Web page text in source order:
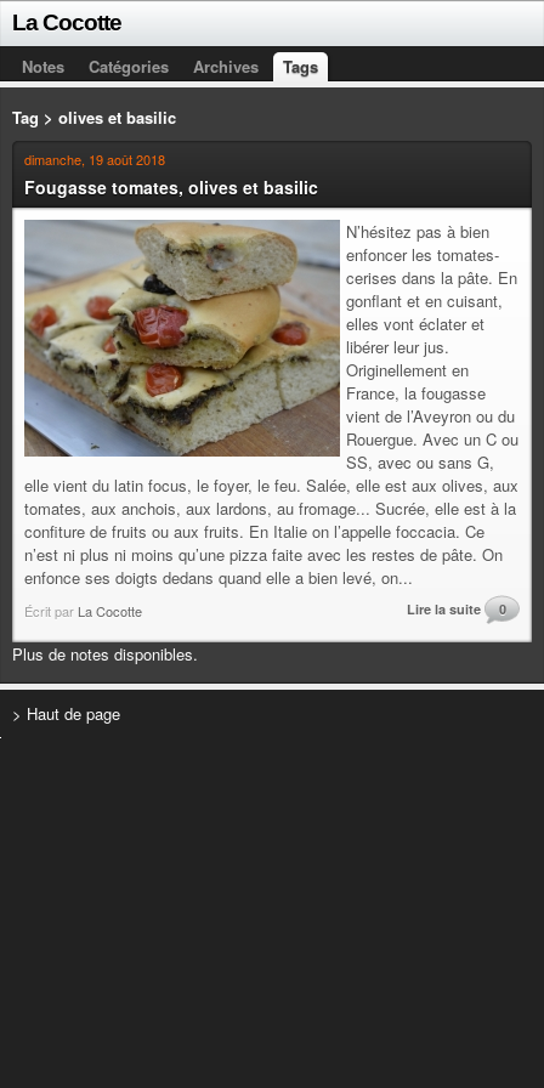
La Cocotte
Notes Catégories Archives Tags
Tag > olives et basilic
dimanche, 19 août 2018
Fougasse tomates, olives et basilic
N’hésitez pas à bien
enfoncer les tomates-
cerises dans la pâte. En
gonflant et en cuisant,
elles vont éclater et
libérer leur jus.
Originellement en
France, la fougasse
vient de l’Aveyron ou du
Rouergue. Avec un C ou
SS, avec ou sans G,
elle vient du latin focus, le foyer, le feu. Salée, elle est aux olives, aux
tomates, aux anchois, aux lardons, au fromage... Sucrée, elle est à la
confiture de fruits ou aux fruits. En Italie on l’appelle foccacia. Ce
n’est ni plus ni moins qu’une pizza faite avec les restes de pâte. On
enfonce ses doigts dedans quand elle a bien levé, on...
Écrit par La Cocotte Lire la suite 0
Plus de notes disponibles.
> Haut de page